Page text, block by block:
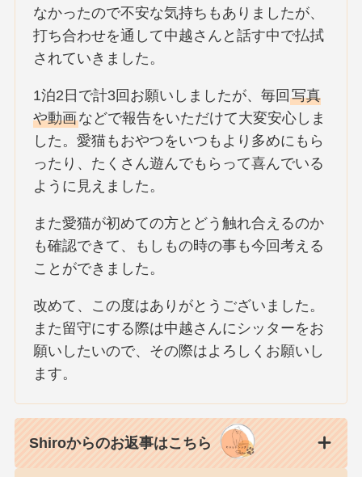
なかったので不安な気持ちもありましたが、
打ち合わせを通して中越さんと話す中で払拭
されていきました。
1泊2日で計3回お願いしましたが、毎回写真
や動画などで報告をいただけて大変安心しま
した。愛猫もおやつをいつもより多めにもら
ったり、たくさん遊んでもらって喜んでいる
ように見えました。
また愛猫が初めての方とどう触れ合えるのか
も確認できて、もしもの時の事も今回考える
ことができました。
改めて、この度はありがとうございました。
また留守にする際は中越さんにシッターをお
願いしたいので、その際はよろしくお願いし
ます。
Shiroからのお返事はこちら